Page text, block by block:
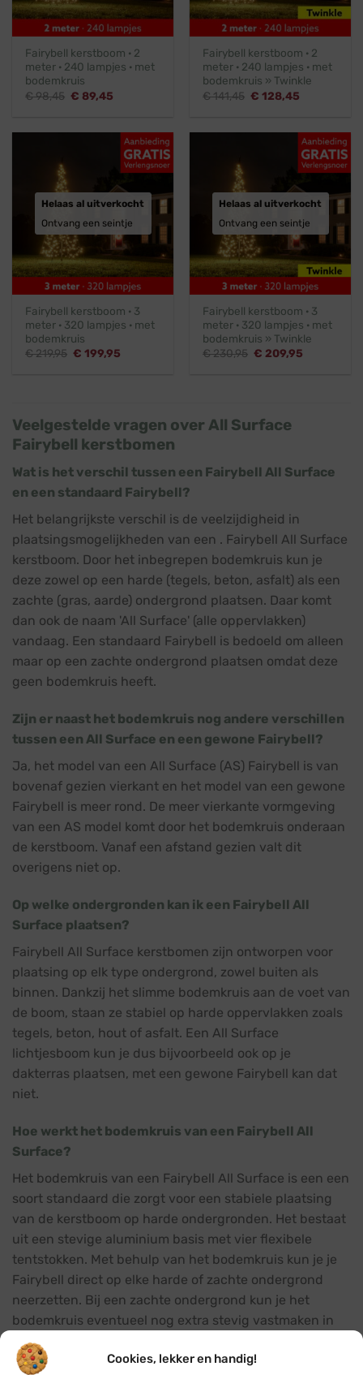
Cookies, lekker en handig!
Fairybell kerstboom · 2
meter · 240 lampjes · met
bodemkruis
€98,45 Oorspronkelijke
€ 89,45
Fairybell kerstboom · 2
meter · 240 lampjes · met
bodemkruis » Twinkle
€141,45 Oorspronkelijke
€ 128,45
Helaas al uitverkocht
Ontvang een seintje
Fairybell kerstboom · 3
meter · 320 lampjes · met
bodemkruis
€219,95 Oorspronkelijke
€ 199,95
Helaas al uitverkocht
Ontvang een seintje
Fairybell kerstboom · 3
meter · 320 lampjes · met
bodemkruis » Twinkle
€230,95 Oorspronkelijke
€ 209,95
Veelgestelde vragen over All Surface
Fairybell kerstbomen
Wat is het verschil tussen een Fairybell All Surface
en een standaard Fairybell?
Het belangrijkste verschil is de veelzijdigheid in
plaatsingsmogelijkheden van een . Fairybell All Surface
kerstboom. Door het inbegrepen bodemkruis kun je
deze zowel op een harde (tegels, beton, asfalt) als een
zachte (gras, aarde) ondergrond plaatsen. Daar komt
dan ook de naam 'All Surface' (alle oppervlakken)
vandaag. Een standaard Fairybell is bedoeld om alleen
maar op een zachte ondergrond plaatsen omdat deze
geen bodemkruis heeft.
Zijn er naast het bodemkruis nog andere verschillen
tussen een All Surface en een gewone Fairybell?
Ja, het model van een All Surface (AS) Fairybell is van
bovenaf gezien vierkant en het model van een gewone
Fairybell is meer rond. De meer vierkante vormgeving
van een AS model komt door het bodemkruis onderaan
de kerstboom. Vanaf een afstand gezien valt dit
overigens niet op.
Op welke ondergronden kan ik een Fairybell All
Surface plaatsen?
Fairybell All Surface kerstbomen zijn ontworpen voor
plaatsing op elk type ondergrond, zowel buiten als
binnen. Dankzij het slimme bodemkruis aan de voet van
de boom, staan ze stabiel op harde oppervlakken zoals
tegels, beton, hout of asfalt. Een All Surface
lichtjesboom kun je dus bijvoorbeeld ook op je
dakterras plaatsen, met een gewone Fairybell kan dat
niet.
Hoe werkt het bodemkruis van een Fairybell All
Surface?
Het bodemkruis van een Fairybell All Surface is een een
soort standaard die zorgt voor een stabiele plaatsing
van de kerstboom op harde ondergronden. Het bestaat
uit een stevige aluminium basis met vier flexibele
tentstokken. Met behulp van het bodemkruis kun je je
Fairybell direct op elke harde of zachte ondergrond
neerzetten. Bij een zachte ondergrond kun je het
bodemkruis eventueel nog extra stevig vastmaken in
de grond met behulp van de meegeleverde
tentharingen.